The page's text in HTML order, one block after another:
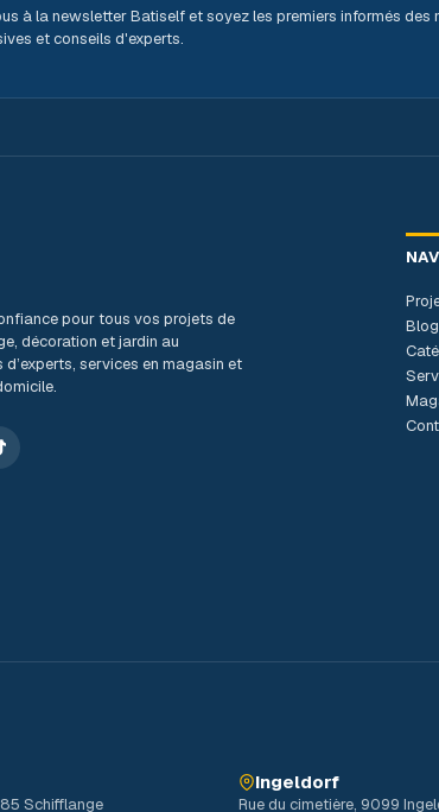
à la newsletter Batiself et soyez les premiers informés des
et conseils d'experts.
pour tous vos projets de
décoration et jardin au
d’experts, services en magasin et
Blog
Schifflange
Ingeldorf
Rue du cimetière, 9099